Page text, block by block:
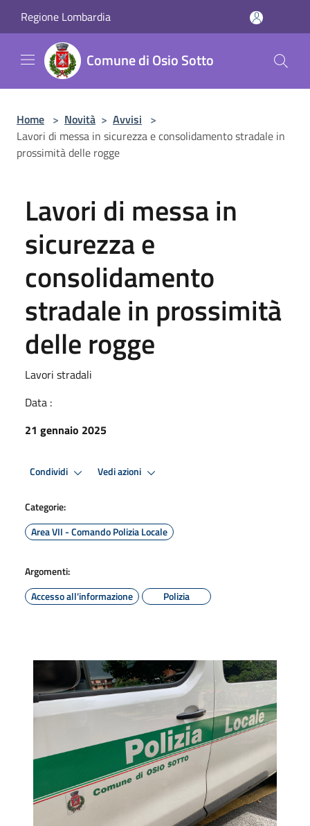
Regione Lombardia
Comune di Osio Sotto
Home > Novità > Avvisi >
Lavori di messa in sicurezza e consolidamento stradale in
prossimità delle rogge
Lavori di messa in
sicurezza e
consolidamento
stradale in prossimità
delle rogge
Lavori stradali
Data :
21 gennaio 2025
Condividi Vedi azioni
Categorie:
Area VII - Comando Polizia Locale
Argomenti:
Accesso all'informazione
Polizia